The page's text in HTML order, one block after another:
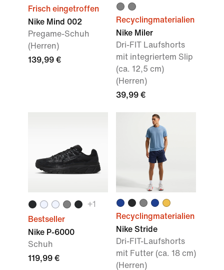
Frisch eingetroffen
Nike Mind 002
Pregame-Schuh
(Herren)
139,99 €
Recyclingmaterialien
Nike Miler
Dri-FIT Laufshorts
mit integriertem Slip
(ca. 12,5 cm)
(Herren)
39,99 €
+1
Bestseller
Nike P-6000
Schuh
119,99 €
Recyclingmaterialien
Nike Stride
Dri-FIT-Laufshorts
mit Futter (ca. 18 cm)
(Herren)